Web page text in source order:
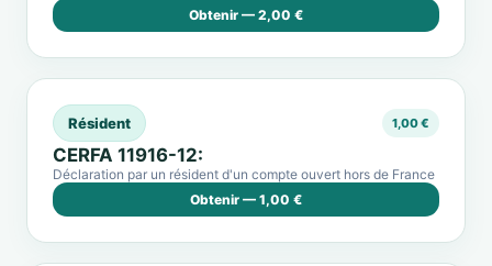
Obtenir — 2,00 €
Résident 1,00 €
CERFA 11916-12:
Déclaration par un résident d'un compte ouvert hors de France
Obtenir — 1,00 €